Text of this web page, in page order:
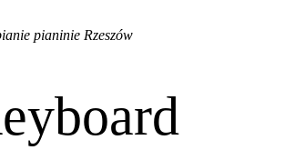
pianinie Rzeszów